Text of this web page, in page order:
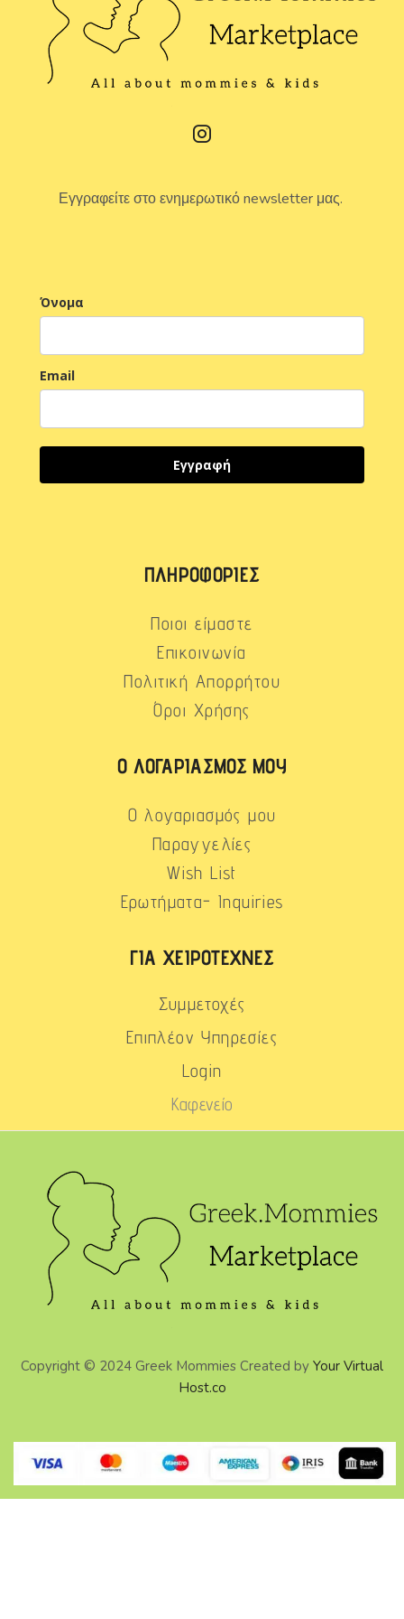
Εγγραφείτε στο ενημερωτικό newsletter μας.
Όνομα
Email
Εγγραφή
ΠΛΗΡΟΦΟΡΊΕΣ
Ποιοι είμαστε
Επικοινωνία
Πολιτική Απορρήτου
Όροι Χρήσης
Ο ΛΟΓΑΡΙΑΣΜΌΣ ΜΟΥ
Ο λογαριασμός μου
Παραγγελίες
Wish List
Ερωτήματα- Inquiries
ΓΙΑ ΧΕΙΡΟΤΈΧΝΕΣ
Συμμετοχές
Επιπλέον Υπηρεσίες
Login
Καφενείο
Copyright © 2024 Greek Mommies Created by Your Virtual
Host.co